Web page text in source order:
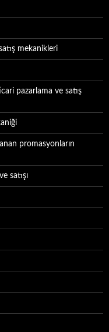
mekanikleri
pazarlama ve satış
promasyonların
satışı